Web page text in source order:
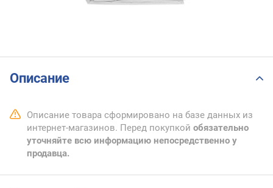
Описание
Описание товара сформировано на базе данных из
интернет-магазинов. Перед покупкой обязательно
уточняйте всю информацию непосредственно у
продавца.